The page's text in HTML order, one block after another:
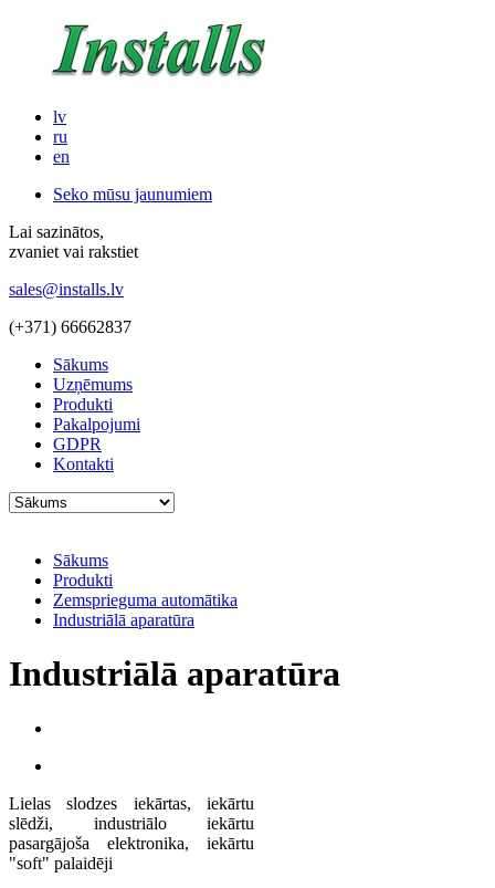
lv
ru
en
Seko mūsu jaunumiem
Lai sazinātos,
zvaniet vai rakstiet
sales@installs.lv
(+371) 66662837
Sākums
Uzņēmums
Produkti
Pakalpojumi
GDPR
Kontakti
Sākums
Produkti
Zemsprieguma automātika
Industriālā aparatūra
Industriālā aparatūra
Lielas slodzes iekārtas, iekārtu
slēdži, industriālo iekārtu
pasargājoša elektronika, iekārtu
"soft" palaidēji